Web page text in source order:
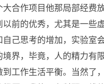
合作项目他那局部经
前的优秀，尤其是一些
己思考的增加，实验室
界，毕竟，人的精力有
工作生活平衡。当然了